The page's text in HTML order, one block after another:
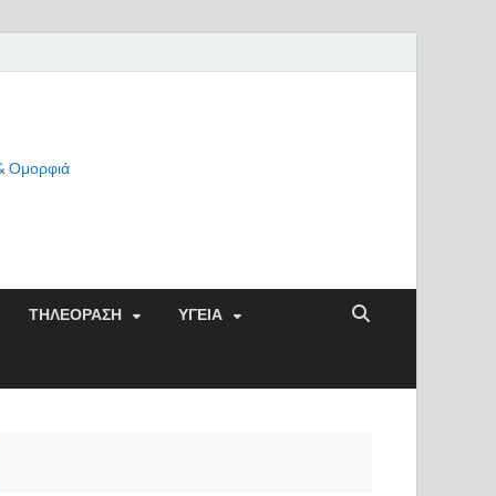
Ομορφιά
ΤΗΛΕΟΡΑΣΗ ΥΓΕΙΑ